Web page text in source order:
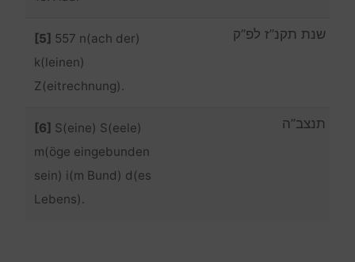
[5] 557 n(ach der)
k(leinen)
Z(eitrechnung).
שנת תקנ”ז לפ”ק
[6] S(eine) S(eele)
m(öge eingebunden
sein) i(m Bund) d(es
Lebens).
תנצב”ה